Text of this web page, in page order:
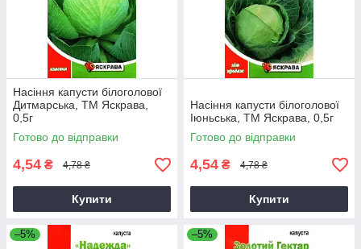
Насіння капусти білоголової
Дитмарська, ТМ Яскрава,
0,5г
Готово до відправки
4,54 ₴ 4,78 ₴
Купити
Насіння капусти білоголової
Іюньська, ТМ Яскрава, 0,5г
Готово до відправки
4,54 ₴ 4,78 ₴
Купити
–5% –5%